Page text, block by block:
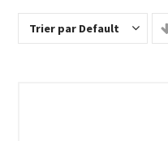
Trier par Default